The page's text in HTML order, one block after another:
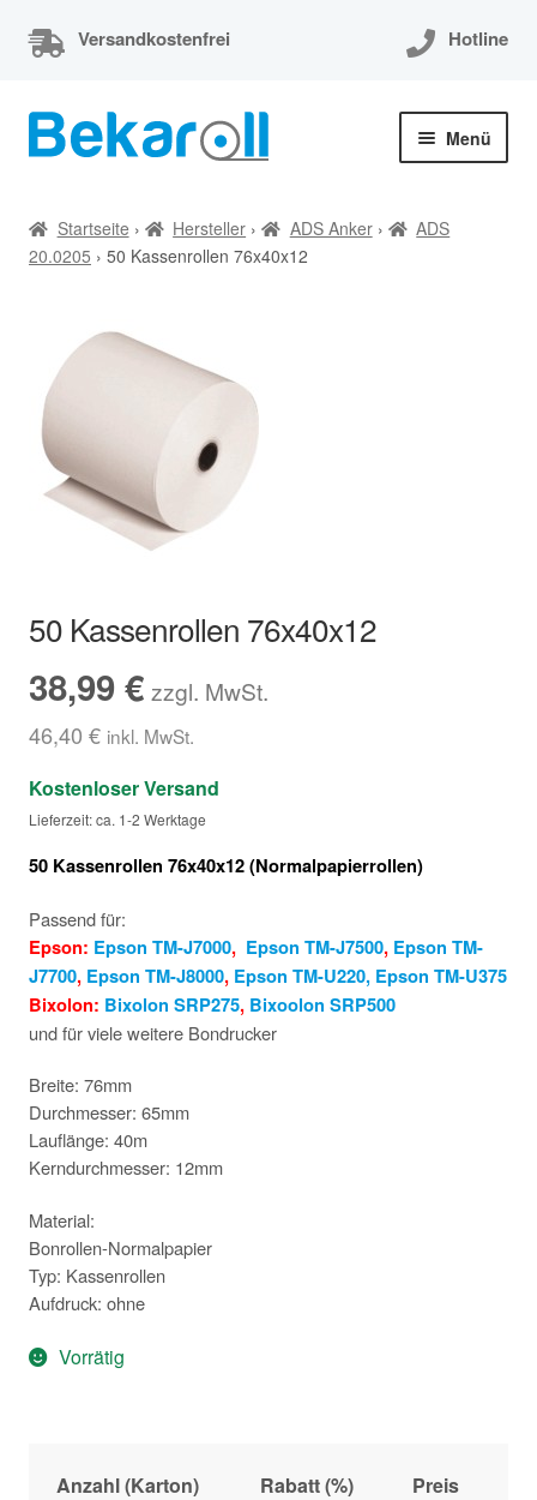
Versandkostenfrei Hotline
Zur
Navigation
Zum
Inhalt
Menü
Thermorollen 80x80x12
Kassenrollen
Bonrollen
Mein Konto
Apothekenrollen
Öko Rollen
Sonderrollen
Startseite › Hersteller › ADS Anker›
ADS
20.0205 › 50 Kassenrollen 76x40x12
50 Kassenrollen 76x40x12
38,99€ zzgl. MwSt.
46,40 € inkl. MwSt.
Kostenloser Versand
Lieferzeit: ca. 1-2 Werktage
50 Kassenrollen 76x40x12 (Normalpapierrollen)
Passend für:
Epson: Epson TM-J7000, Epson TM-J7500, Epson TM-
J7700, Epson TM-J8000, Epson TM-U220, Epson TM-U375
Bixolon: Bixolon SRP275, Bixoolon SRP500
und für viele weitere Bondrucker
Breite: 76mm
Durchmesser: 65mm
Lauflänge: 40m
Kerndurchmesser: 12mm
Material:
Bonrollen-Normalpapier
Typ: Kassenrollen
Aufdruck: ohne
Vorrätig
Anzahl (Karton) Rabatt (%) Preis